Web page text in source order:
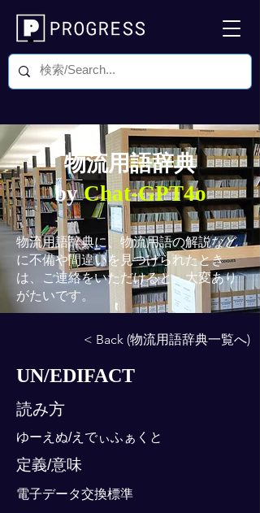
物流用語辞典
byChat-GPT4o
物流用語辞典に、物流用語の解説など
に不備や間違いを見つけられたとき
は、ご連絡をいただけると、大変あり
がたいです。
< Back (物流用語辞典一覧へ)
UN/EDIFACT
読み方
ゆーえぬ/えでぃふぁくと
定義/意味
電子データ交換標準